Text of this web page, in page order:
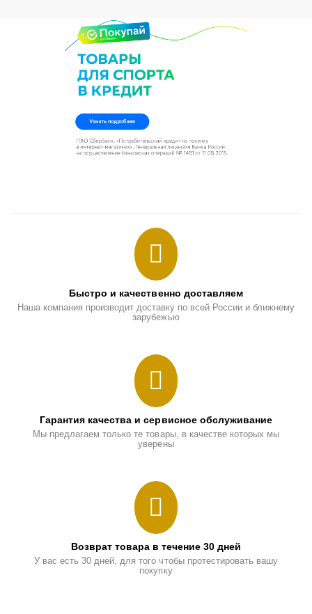
Быстро и качественно доставляем
Наша компания производит доставку по всей России и ближнему
зарубежью
Гарантия качества и сервисное обслуживание
Мы предлагаем только те товары, в качестве которых мы
уверены
Возврат товара в течение 30 дней
У вас есть 30 дней, для того чтобы протестировать вашу
покупку